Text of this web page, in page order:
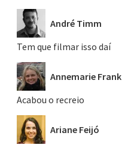
André Timm
Tem que filmar isso daí
Annemarie Frank
Acabou o recreio
Ariane Feijó